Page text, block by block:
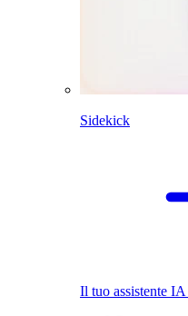
Sidekick
Il tuo assistente